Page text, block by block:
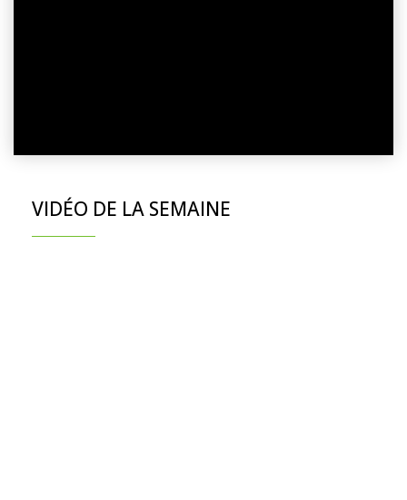
VIDÉO DE LA SEMAINE